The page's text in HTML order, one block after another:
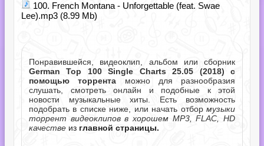
100. French Montana - Unforgettable (feat. Swae
Lee).mp3 (8.99 Mb)
Понравившейся, видеоклип, альбом или сборник
German Top 100 Single Charts 25.05 (2018) с
помощью торрента можно для разнообразия
слушать, смотреть онлайн и подобные к этой
новости музыкальные хиты. Есть возможность
подобрать в списке ниже, или начать отбор музыки
торрент видеоклипов в хорошем MP3, FLAC, HD
качестве из главной страницы.